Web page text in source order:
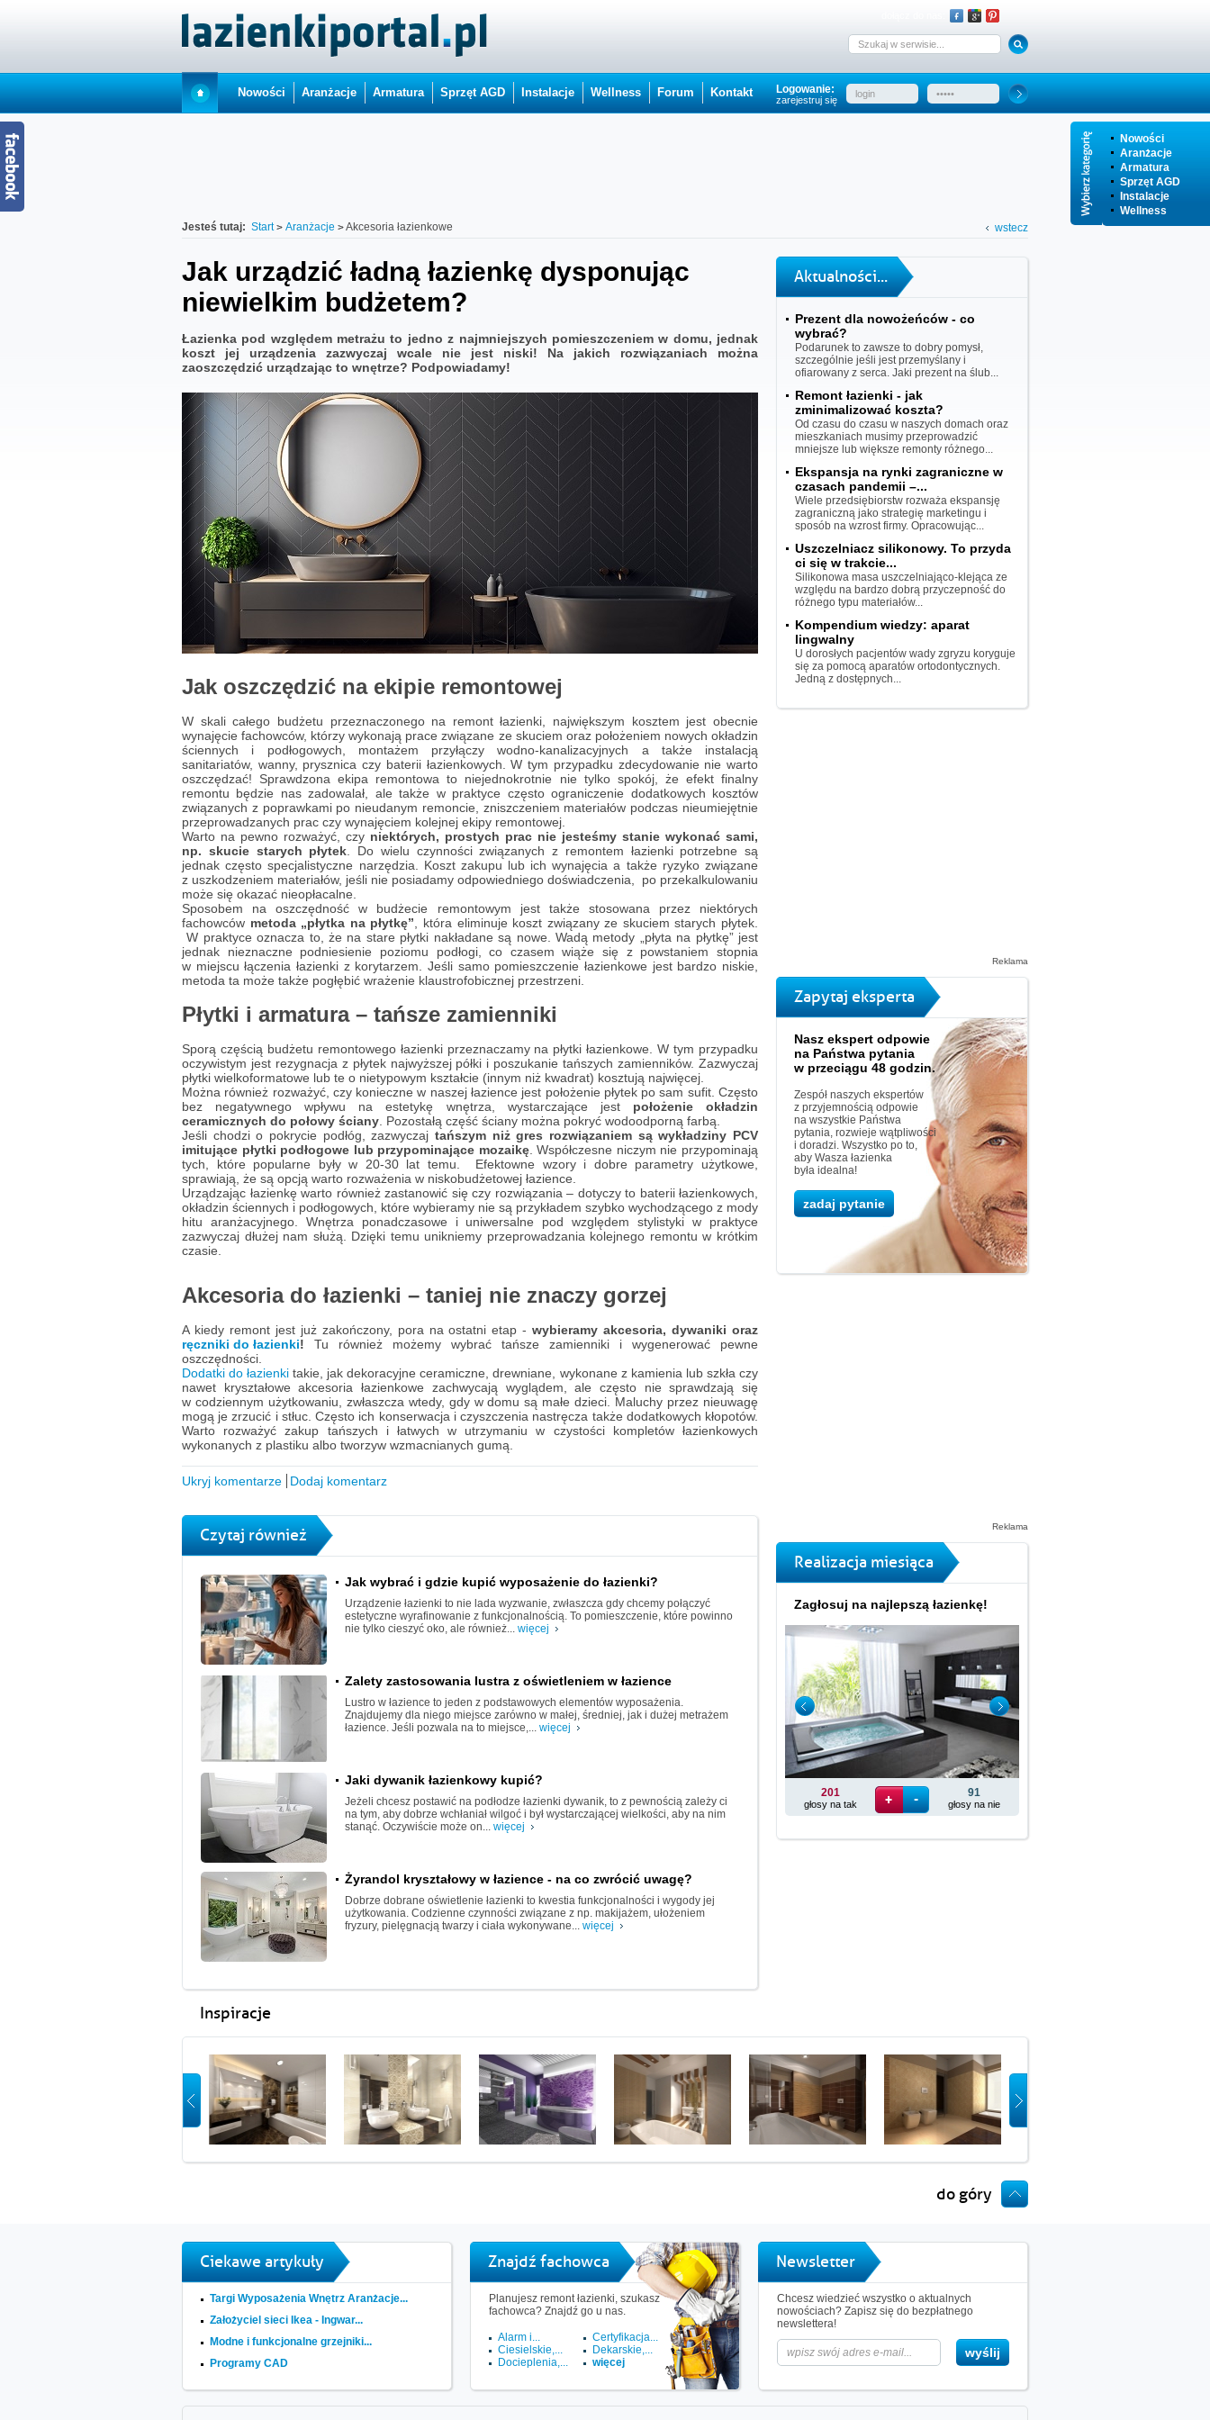
Nowości
Aranżacje
Armatura
Sprzęt AGD
Instalacje
Wellness
Nowości Aranżacje Armatura Sprzęt AGD Instalacje Wellness Forum Kontakt Logowanie:
zarejestruj się
Jesteś tutaj: Start Aranżacje Akcesoria łazienkowe wstecz
Jak urządzić ładną łazienkę dysponując
niewielkim budżetem?
Łazienka pod względem metrażu to jedno z najmniejszych pomieszczeniem w domu, jednak
koszt jej urządzenia zazwyczaj wcale nie jest niski! Na jakich rozwiązaniach można
zaoszczędzić urządzając to wnętrze? Podpowiadamy!
Jak oszczędzić na ekipie remontowej
W skali całego budżetu przeznaczonego na remont łazienki, największym kosztem jest obecnie
wynajęcie fachowców, którzy wykonają prace związane ze skuciem oraz położeniem nowych okładzin
ściennych i podłogowych, montażem przyłączy wodno-kanalizacyjnych a także instalacją
sanitariatów, wanny, prysznica czy baterii łazienkowych. W tym przypadku zdecydowanie nie warto
oszczędzać! Sprawdzona ekipa remontowa to niejednokrotnie nie tylko spokój, że efekt finalny
remontu będzie nas zadowalał, ale także w praktyce często ograniczenie dodatkowych kosztów
związanych z poprawkami po nieudanym remoncie, zniszczeniem materiałów podczas nieumiejętnie
przeprowadzanych prac czy wynajęciem kolejnej ekipy remontowej.
Warto na pewno rozważyć, czy niektórych, prostych prac nie jesteśmy stanie wykonać sami,
np. skucie starych płytek . Do wielu czynności związanych z remontem łazienki potrzebne są
jednak często specjalistyczne narzędzia. Koszt zakupu lub ich wynajęcia a także ryzyko związane
z uszkodzeniem materiałów, jeśli nie posiadamy odpowiedniego doświadczenia, po przekalkulowaniu
może się okazać nieopłacalne.
Sposobem na oszczędność w budżecie remontowym jest także stosowana przez niektórych
fachowców metoda „płytka na płytkę” , która eliminuje koszt związany ze skuciem starych płytek.
W praktyce oznacza to, że na stare płytki nakładane są nowe. Wadą metody „płyta na płytkę” jest
jednak nieznaczne podniesienie poziomu podłogi, co czasem wiąże się z powstaniem stopnia
w miejscu łączenia łazienki z korytarzem. Jeśli samo pomieszczenie łazienkowe jest bardzo niskie,
metoda ta może także pogłębić wrażenie klaustrofobicznej przestrzeni.
Płytki i armatura – tańsze zamienniki
Sporą częścią budżetu remontowego łazienki przeznaczamy na płytki łazienkowe. W tym przypadku
oczywistym jest rezygnacja z płytek najwyższej półki i poszukanie tańszych zamienników. Zazwyczaj
płytki wielkoformatowe lub te o nietypowym kształcie (innym niż kwadrat) kosztują najwięcej.
Można również rozważyć, czy konieczne w naszej łazience jest położenie płytek po sam sufit. Często
bez negatywnego wpływu na estetykę wnętrza, wystarczające jest położenie okładzin
ceramicznych do połowy ściany . Pozostałą część ściany można pokryć wodoodporną farbą.
Jeśli chodzi o pokrycie podłóg, zazwyczaj tańszym niż gres rozwiązaniem są wykładziny PCV
imitujące płytki podłogowe lub przypominające mozaikę. Współczesne niczym nie przypominają
tych, które popularne były w 20-30 lat temu. Efektowne wzory i dobre parametry użytkowe,
sprawiają, że są opcją warto rozważenia w niskobudżetowej łazience.
Urządzając łazienkę warto również zastanowić się czy rozwiązania – dotyczy to baterii łazienkowych,
okładzin ściennych i podłogowych, które wybieramy nie są przykładem szybko wychodzącego z mody
hitu aranżacyjnego. Wnętrza ponadczasowe i uniwersalne pod względem stylistyki w praktyce
zazwyczaj dłużej nam służą. Dzięki temu unikniemy przeprowadzania kolejnego remontu w krótkim
czasie.
Akcesoria do łazienki – taniej nie znaczy gorzej
A kiedy remont jest już zakończony, pora na ostatni etap -wybieramy akcesoria, dywaniki oraz
ręczniki do łazienki! Tu również możemy wybrać tańsze zamienniki i wygenerować pewne
oszczędności.
Dodatki do łazienki takie, jak dekoracyjne ceramiczne, drewniane, wykonane z kamienia lub szkła czy
nawet kryształowe akcesoria łazienkowe zachwycają wyglądem, ale często nie sprawdzają się
w codziennym użytkowaniu, zwłaszcza wtedy, gdy w domu są małe dzieci. Maluchy przez nieuwagę
mogą je zrzucić i stłuc. Często ich konserwacja i czyszczenia nastręcza także dodatkowych kłopotów.
Warto rozważyć zakup tańszych i łatwych w utrzymaniu w czystości kompletów łazienkowych
wykonanych z plastiku albo tworzyw wzmacnianych gumą.
Ukryj komentarze Dodaj komentarz
Czytaj również
Jak wybrać i gdzie kupić wyposażenie do łazienki?
Urządzenie łazienki to nie lada wyzwanie, zwłaszcza gdy chcemy połączyć
estetyczne wyrafinowanie z funkcjonalnością. To pomieszczenie, które powinno
nie tylko cieszyć oko, ale również... więcej
Zalety zastosowania lustra z oświetleniem w łazience
Lustro w łazience to jeden z podstawowych elementów wyposażenia.
Znajdujemy dla niego miejsce zarówno w małej, średniej, jak i dużej metrażem
łazience. Jeśli pozwala na to miejsce,... więcej
Jaki dywanik łazienkowy kupić?
Jeżeli chcesz postawić na podłodze łazienki dywanik, to z pewnością zależy ci
na tym, aby dobrze wchłaniał wilgoć i był wystarczającej wielkości, aby na nim
stanąć. Oczywiście może on... więcej
Żyrandol kryształowy w łazience - na co zwrócić uwagę?
Dobrze dobrane oświetlenie łazienki to kwestia funkcjonalności i wygody jej
użytkowania. Codzienne czynności związane z np. makijażem, ułożeniem
fryzury, pielęgnacją twarzy i ciała wykonywane... więcej
Aktualności...
Prezent dla nowożeńców - co
wybrać?
Podarunek to zawsze to dobry pomysł,
szczególnie jeśli jest przemyślany i
ofiarowany z serca. Jaki prezent na ślub...
Remont łazienki - jak
zminimalizować koszta?
Od czasu do czasu w naszych domach oraz
mieszkaniach musimy przeprowadzić
mniejsze lub większe remonty różnego...
Ekspansja na rynki zagraniczne w
czasach pandemii –...
Wiele przedsiębiorstw rozważa ekspansję
zagraniczną jako strategię marketingu i
sposób na wzrost firmy. Opracowując...
Uszczelniacz silikonowy. To przyda
ci się w trakcie...
Silikonowa masa uszczelniająco-klejąca ze
względu na bardzo dobrą przyczepność do
różnego typu materiałów...
Kompendium wiedzy: aparat
lingwalny
U dorosłych pacjentów wady zgryzu koryguje
się za pomocą aparatów ortodontycznych.
Jedną z dostępnych...
Reklama
Zapytaj eksperta
Nasz ekspert odpowie
na Państwa pytania
w przeciągu 48 godzin.
Zespół naszych ekspertów
z przyjemnością odpowie
na wszystkie Państwa
pytania, rozwieje wątpliwości
i doradzi. Wszystko po to,
aby Wasza łazienka
była idealna!
zadaj pytanie
Reklama
Realizacja miesiąca
Zagłosuj na najlepszą łazienkę!
201
głosy na tak
91
głosy na nie
Inspiracje
do góry
Ciekawe artykuły
Targi Wyposażenia Wnętrz Aranżacje...
Założyciel sieci Ikea - Ingwar...
Modne i funkcjonalne grzejniki...
Programy CAD
Znajdź fachowca
Planujesz remont łazienki, szukasz
fachowca? Znajdź go u nas.
Alarm i...
Certyfikacja...
Ciesielskie,...
Dekarskie,...
Docieplenia,...
więcej
Newsletter
Chcesz wiedzieć wszystko o aktualnych
nowościach? Zapisz się do bezpłatnego
newslettera!